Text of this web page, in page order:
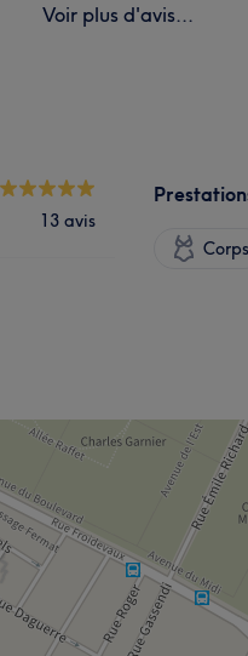
Voir plus d'avis...
13 avis
Corps